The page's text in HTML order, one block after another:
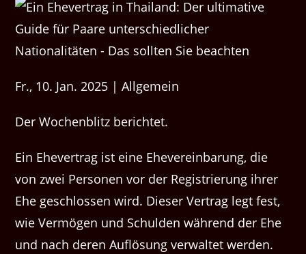
Fr., 10. Jan. 2025 | Allgemein
Der Wochenblitz berichtet.
Ein Ehev­er­trag ist eine Ehev­ere­in­barung, die
von zwei Per­so­n­en vor der Reg­istrierung ihrer
Ehe geschlossen wird. Dieser Ver­trag legt fest,
wie Ver­mö­gen und Schulden während der Ehe
und nach deren Auflö­sung ver­wal­tet werden.